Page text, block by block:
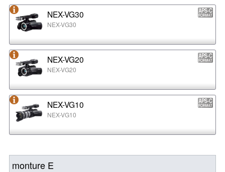
NEX-VG30
NEX-VG30
NEX-VG20
NEX-VG20
NEX-VG10
NEX-VG10
monture E